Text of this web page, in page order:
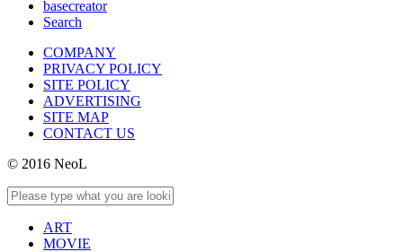
basecreator
Search
COMPANY
PRIVACY POLICY
SITE POLICY
ADVERTISING
SITE MAP
CONTACT US
© 2016 NeoL
ART
MOVIE